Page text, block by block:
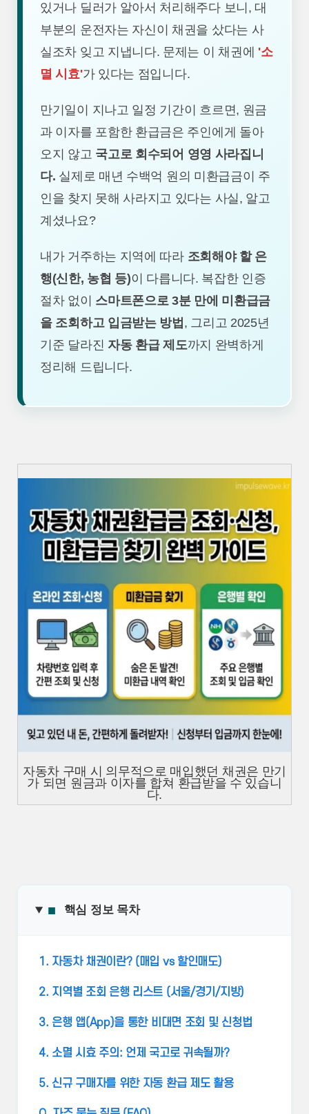
있거나 딜러가 알아서 처리해주다 보니, 대
부분의 운전자는 자신이 채권을 샀다는 사
실조차 잊고 지냅니다. 문제는 이 채권에 '소
멸 시효'가 있다는 점입니다.
만기일이 지나고 일정 기간이 흐르면, 원금
과 이자를 포함한 환급금은 주인에게 돌아
오지 않고 국고로 회수되어 영영 사라집니
다. 실제로 매년 수백억 원의 미환급금이 주
인을 찾지 못해 사라지고 있다는 사실, 알고
계셨나요?
내가 거주하는 지역에 따라 조회해야 할 은
행(신한, 농협 등)이 다릅니다. 복잡한 인증
절차 없이 스마트폰으로 3분 만에 미환급금
을 조회하고 입금받는 방법 , 그리고 2025년
기준 달라진 자동 환급 제도까지 완벽하게
정리해 드립니다.
자동차 구매 시 의무적으로 매입했던 채권은 만기
가 되면 원금과 이자를 합쳐 환급받을 수 있습니
다.
■ 핵심 정보 목차
1. 자동차 채권이란? (매입 vs 할인매도)
2. 지역별 조회 은행 리스트 (서울/경기/지방)
3. 은행 앱(App)을 통한 비대면 조회 및 신청법
4. 소멸 시효 주의: 언제 국고로 귀속될까?
5. 신규 구매자를 위한 자동 환급 제도 활용